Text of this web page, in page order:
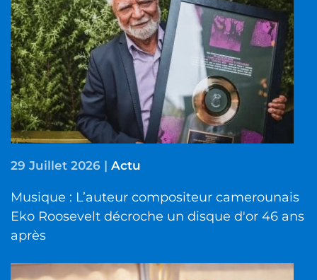
29 Juillet 2026 | Actu
Musique : L’auteur compositeur camerounais
Eko Roosevelt décroche un disque d'or 46 ans
après